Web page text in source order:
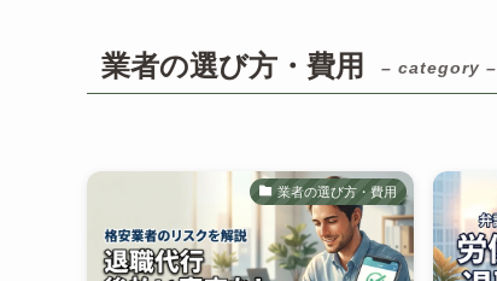
業者の選び方・費用 – category –
業者の選び方・費用